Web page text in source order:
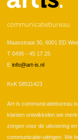
communicatiebureau
Maasstraat 30, 6001 ED
T 0495 - 45 17 25
E info@art-is.nl
KvK 58511423
Art-is communicatiebureau
klanten ontwikkelen we
zorgen voor de uitvoering
communicatie-uitingen. We